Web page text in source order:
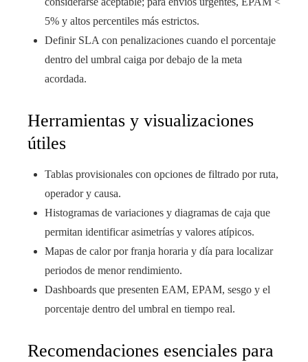
5% y altos percentiles más estrictos.
Definir SLA con penalizaciones cuando el porcentaje
dentro del umbral caiga por debajo de la meta
acordada.
Herramientas y visualizaciones
útiles
Tablas provisionales con opciones de filtrado por ruta,
operador y causa.
Histogramas de variaciones y diagramas de caja que
permitan identificar asimetrías y valores atípicos.
Mapas de calor por franja horaria y día para localizar
periodos de menor rendimiento.
Dashboards que presenten EAM, EPAM, sesgo y el
porcentaje dentro del umbral en tiempo real.
Recomendaciones esenciales para